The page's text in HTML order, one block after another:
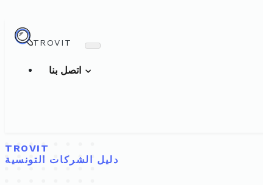
TROVIT
TROVIT
دليل الشركات التونسية